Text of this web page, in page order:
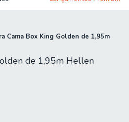
Cama Box King Golden de 1,95m
de 1,95m Hellen